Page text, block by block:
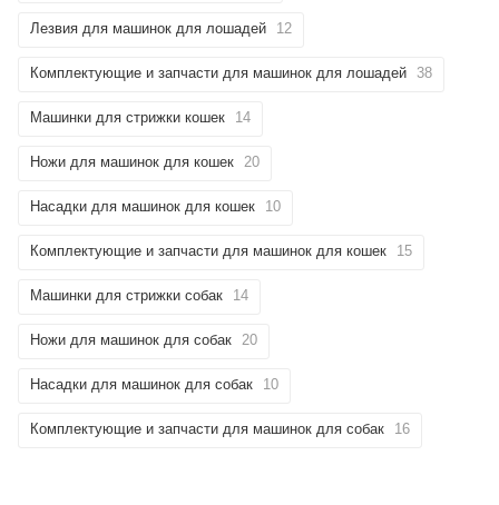
Лезвия для машинок для лошадей 12
Комплектующие и запчасти для машинок для лошадей 38
Машинки для стрижки кошек 14
Ножи для машинок для кошек 20
Насадки для машинок для кошек 10
Комплектующие и запчасти для машинок для кошек 15
Машинки для стрижки собак 14
Ножи для машинок для собак 20
Насадки для машинок для собак 10
Комплектующие и запчасти для машинок для собак 16